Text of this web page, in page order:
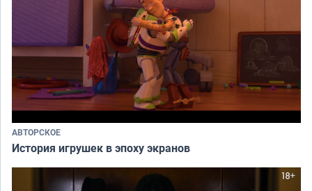
АВТОРСКОЕ
История игрушек в эпоху экранов